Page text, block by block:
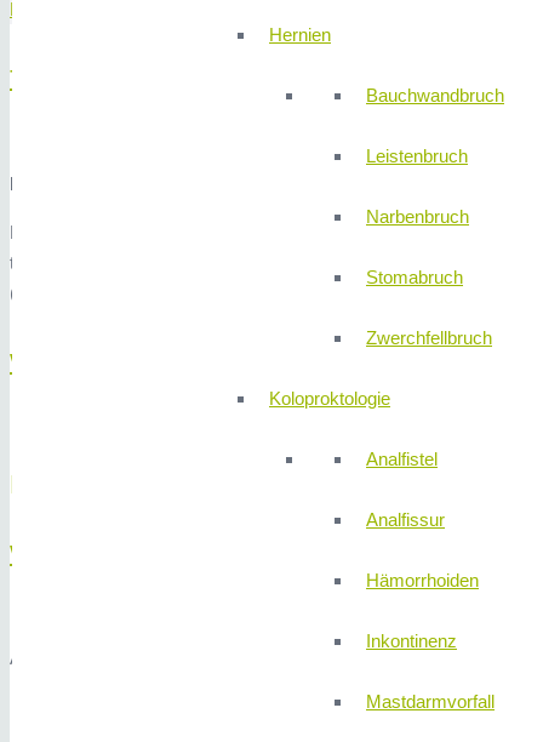
Hernien
Bauchwandbruch
Leistenbruch
Narbenbruch
Stomabruch
Zwerchfellbruch
Koloproktologie
Analfistel
Analfissur
Hämorrhoiden
Inkontinenz
Mastdarmvorfall
PROGRAMMABLAUF
THEMA?
Leistungsspektrum der Radiologie und Neuroradiologie (inkl.
Präsentation des gesamten Leistungsspektrums der Radiologie
therapeutischer Verfahren: hochauflösende Bildgebung,
(Früherkennung von Prostatakrebs), MR-Arthrographie, CT-
WANN?
Mittwoch,
WO?
Am